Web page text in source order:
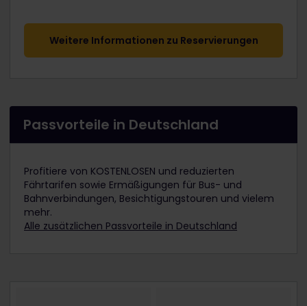
Weitere Informationen zu Reservierungen
Passvorteile in Deutschland
Profitiere von KOSTENLOSEN und reduzierten
Fährtarifen sowie Ermäßigungen für Bus- und
Bahnverbindungen, Besichtigungstouren und vielem
mehr.
Alle zusätzlichen Passvorteile in Deutschland